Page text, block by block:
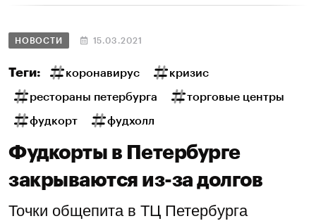
НОВОСТИ 15.03.2021
Теги: коронавирус кризис
рестораны петербурга торговые центры
фудкорт фудхолл
Фудкорты в Петербурге
закрываются из-за долгов
Точки общепита в ТЦ Петербурга